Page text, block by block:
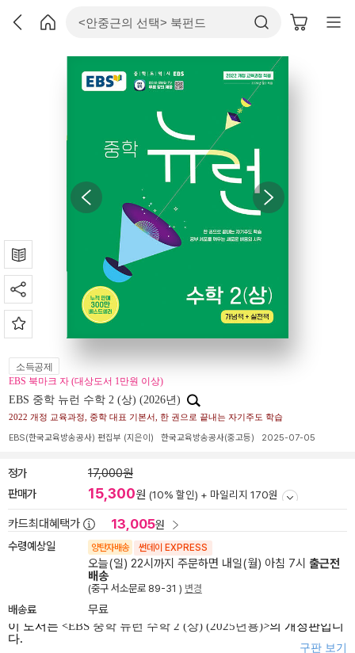
소득공제
EBS 북마크 자 (대상도서 1만원 이상)
EBS 중학 뉴런 수학 2 (상) (2026년)
2022 개정 교육과정, 중학 대표 기본서, 한 권으로 끝내는 자기주도 학습
EBS(한국교육방송공사) 편집부 (지은이) 한국교육방송공사(중고등) 2025-07-05
정가 17,000원
판매가 15,300원 (10% 할인) + 마일리지 170원
카드최대혜택가 13,005원
수령예상일 양탄자배송 썬데이 EXPRESS
오늘(일) 22시까지 주문하면 내일(월) 아침 7시 출근전
배송
(중구 서소문로 89-31 ) 변경
배송료 무료
이 도서는 <EBS 중학 뉴런 수학 2 (상) (2025년용)>의 개정판입니
다.
구판 보기